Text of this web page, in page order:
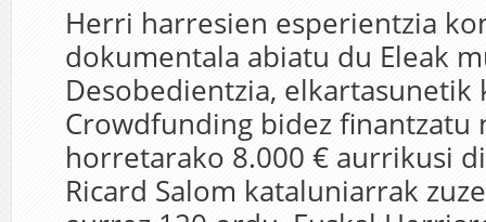
Herri harresien esperientzia
dokumentala abiatu du Eleak
Desobedientzia,
Crowdfunding bidez finantzatu
horretarako 8.000 € aurrikusi
Ricard Salom kataluniarrak